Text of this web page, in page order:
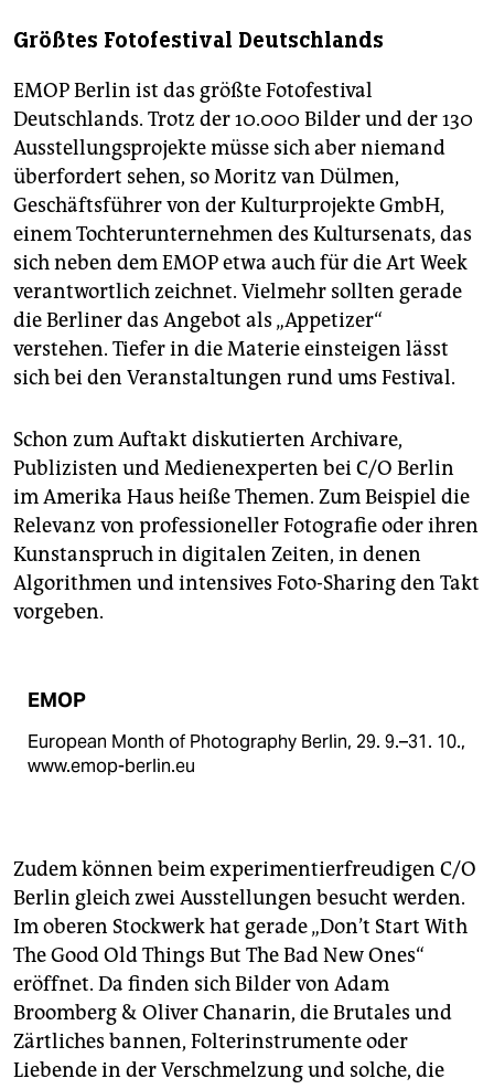
Größtes Fotofestival Deutschlands
EMOP Berlin ist das größte Fotofestival
Deutschlands. Trotz der 10.000 Bilder und der 130
Ausstellungsprojekte müsse sich aber niemand
überfordert sehen, so Moritz van Dülmen,
Geschäftsführer von der Kulturprojekte GmbH,
einem Tochterunternehmen des Kultursenats, das
sich neben dem EMOP etwa auch für die Art Week
verantwortlich zeichnet. Vielmehr sollten gerade
die Berliner das Angebot als „Appetizer“
verstehen. Tiefer in die Materie einsteigen lässt
sich bei den Veranstaltungen rund ums Festival.
Schon zum Auftakt diskutierten Archivare,
Publizisten und Medienexperten bei C/O Berlin
im Amerika Haus heiße Themen. Zum Beispiel die
Relevanz von professioneller Fotografie oder ihren
Kunstanspruch in digitalen Zeiten, in denen
Algorithmen und intensives Foto-Sharing den Takt
vorgeben.
EMOP
European Month of Photography Berlin, 29. 9.–31. 10.,
www.emop-berlin.eu
Zudem können beim experimentierfreudigen C/O
Berlin gleich zwei Ausstellungen besucht werden.
Im oberen Stockwerk hat gerade „Don’t Start With
The Good Old Things But The Bad New Ones“
eröffnet. Da finden sich Bilder von Adam
Broomberg & Oliver Chanarin, die Brutales und
Zärtliches bannen, Folterinstrumente oder
Liebende in der Verschmelzung und solche, die